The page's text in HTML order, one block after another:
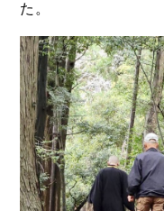
た。